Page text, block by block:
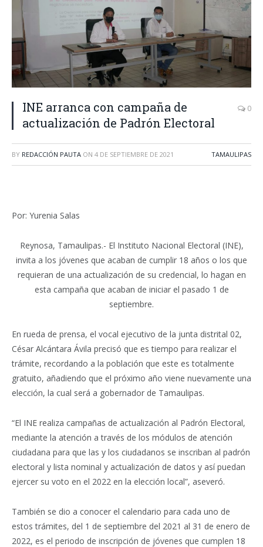
INE arranca con campaña de
actualización de Padrón Electoral
0
BY REDACCIÓN PAUTA ON 4 DE SEPTIEMBRE DE 2021 TAMAULIPAS
Por: Yurenia Salas
Reynosa, Tamaulipas.- El Instituto Nacional Electoral (INE),
invita a los jóvenes que acaban de cumplir 18 años o los que
requieran de una actualización de su credencial, lo hagan en
esta campaña que acaban de iniciar el pasado 1 de
septiembre.
En rueda de prensa, el vocal ejecutivo de la junta distrital 02,
César Alcántara Ávila precisó que es tiempo para realizar el
trámite, recordando a la población que este es totalmente
gratuito, añadiendo que el próximo año viene nuevamente una
elección, la cual será a gobernador de Tamaulipas.
“El INE realiza campañas de actualización al Padrón Electoral,
mediante la atención a través de los módulos de atención
ciudadana para que las y los ciudadanos se inscriban al padrón
electoral y lista nominal y actualización de datos y así puedan
ejercer su voto en el 2022 en la elección local”, aseveró.
También se dio a conocer el calendario para cada uno de
estos trámites, del 1 de septiembre del 2021 al 31 de enero de
2022, es el periodo de inscripción de jóvenes que cumplen 18